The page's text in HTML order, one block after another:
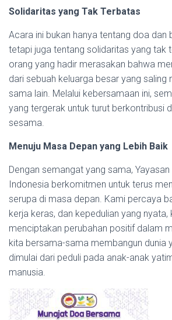
Solidaritas yang Tak Terbatas
Acara ini bukan hanya tentang doa dan
tetapi juga tentang solidaritas yang tak
orang yang hadir merasakan bahwa
dari sebuah keluarga besar yang saling
sama lain. Melalui kebersamaan ini,
yang tergerak untuk turut berkontribusi
sesama.
Menuju Masa Depan yang Lebih Baik
Dengan semangat yang sama,
Indonesia berkomitmen untuk terus
serupa di masa depan. Kami percaya
kerja keras, dan kepedulian yang nyata,
menciptakan perubahan positif dalam
kita bersama-sama membangun dunia
dimulai dari peduli pada anak-anak
manusia.